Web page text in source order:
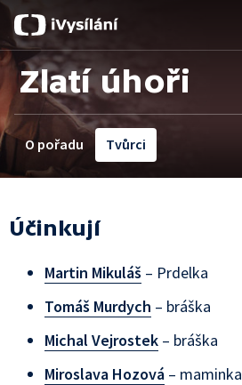
Zlatí úhoři
O pořadu Tvůrci
Účinkují
Martin Mikuláš – Prdelka
Tomáš Murdych – bráška
Michal Vejrostek – bráška
Miroslava Hozová – maminka